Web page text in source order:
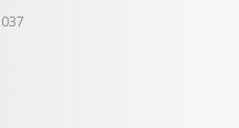
037